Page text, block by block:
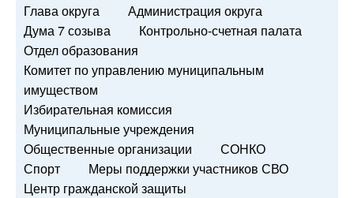
Глава округа
Администрация округа
Дума 7 созыва
Контрольно-счетная палата
Отдел образования
Комитет по управлению муниципальным
имуществом
Избирательная комиссия
Муниципальные учреждения
Общественные организации
СОНКО
Спорт
Меры поддержки участников СВО
Центр гражданской защиты